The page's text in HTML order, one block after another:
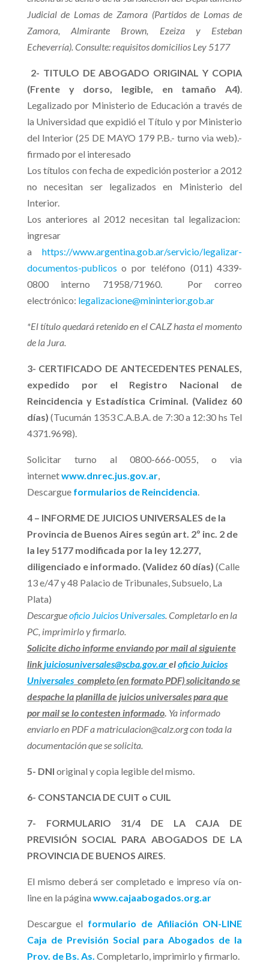
Judicial de Lomas de Zamora (Partidos de Lomas de
Zamora, Almirante Brown, Ezeiza y Esteban
Echeverría). Consulte: requisitos domicilios Ley 5177
2- TITULO DE ABOGADO ORIGINAL Y COPIA
(Frente y dorso, legible, en tamaño A4).
Legalizado por Ministerio de Educación a través de
la Universidad que expidió el Título y por Ministerio
del Interior (25 DE MAYO 179 P.B.- turno via web).-
firmado por el interesado
Los títulos con fecha de expedición posterior a 2012
no necesitan ser legalizados en Ministerio del
Interior.
Los anteriores al 2012 necesitan tal legalizacion:
ingresar
ahttps://www.argentina.gob.ar/servicio/legalizar-
documentos-publicos o por teléfono (011) 4339-
0800 interno 71958/71960. Por correo
electrónico: legalizacione@mininterior.gob.ar
*El título quedará retenido en el CALZ hasta el momento
de la Jura.
3- CERTIFICADO DE ANTECEDENTES PENALES,
expedido por el Registro Nacional de
Reincidencia y Estadística Criminal. (Validez 60
días) (Tucumán 1353 C.A.B.A. de 7:30 a 12:30 hs Tel
4371.9698).
Solicitar turno al 0800-666-0055, o via
internetwww.dnrec.jus.gov.ar,
Descargue formularios de Reincidencia.
4 – INFORME DE JUICIOS UNIVERSALES de la
Provincia de Buenos Aires según art. 2º inc. 2 de
la ley 5177 modificada por la ley 12.277,
diligenciado e informado. (Validez 60 días) (Calle
13 e/47 y 48 Palacio de Tribunales, Subsuelo, La
Plata)
Descargueoficio Juicios Universales. Completarlo en la
PC, imprimirlo y firmarlo.
Solicite dicho informe enviando por mail al siguiente
linkjuiciosuniversales@scba.gov.areloficio Juicios
Universalescompleto (en formato PDF) solicitando se
despache la planilla de juicios universales para que
por mail se lo contesten informado. Ya informado
enviarlo en PDF a matriculacion@calz.org con toda la
documentación que se solicita.
5- DNI original y copia legible del mismo.
6- CONSTANCIA DE CUIT o CUIL
7- FORMULARIO 31/4 DE LA CAJA DE
PREVISIÓN SOCIAL PARA ABOGADOS DE LA
PROVINCIA DE BUENOS AIRES.
El mismo deberá ser completado e impreso vía on-
line en la página www.cajaabogados.org.ar
Descargue el formulario de Afiliación ON-LINE
Caja de Previsión Social para Abogados de la
Prov. de Bs. As. Completarlo, imprimirlo y firmarlo.